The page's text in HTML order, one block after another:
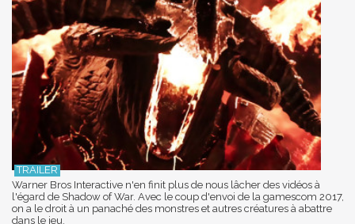
Warner Bros Interactive n'en finit plus de nous lâcher des vidéos à
l'égard de Shadow of War. Avec le coup d'envoi de la gamescom 2017,
on a le droit à un panaché des monstres et autres créatures à abattre
dans le jeu.